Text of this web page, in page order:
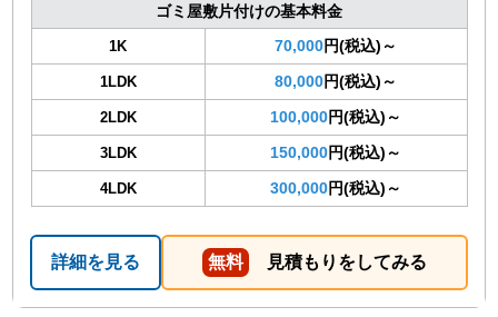
ゴミ屋敷片付けの基本料金
1K 70,000円(税込)～
1LDK 80,000円(税込)～
2LDK 100,000円(税込)～
3LDK 150,000円(税込)～
4LDK 300,000円(税込)～
詳細を見る 無料 見積もりをしてみる